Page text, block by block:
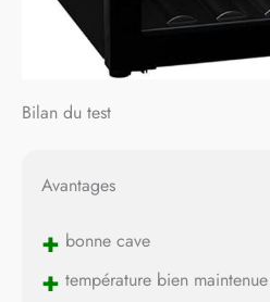
Bilan du test
Avantages
+ bonne cave
+ température bien maintenue